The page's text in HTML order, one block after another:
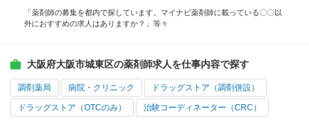
「薬剤師の募集を都内で探しています。マイナビ薬剤師に載っている〇〇以
外におすすめの求人はありますか？」等々
大阪府大阪市城東区の薬剤師求人を仕事内容で探す
調剤薬局 病院・クリニック ドラッグストア（調剤併設）
ドラッグストア（OTCのみ） 治験コーディネーター（CRC）